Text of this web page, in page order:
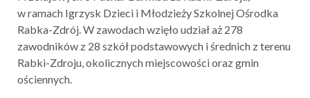
w ramach Igrzysk Dzieci i Młodzieży Szkolnej Ośrodka
Rabka-Zdrój. W zawodach wzięło udział aż 278
zawodników z 28 szkół podstawowych i średnich z terenu
Rabki-Zdroju, okolicznych miejscowości oraz gmin
ościennych.